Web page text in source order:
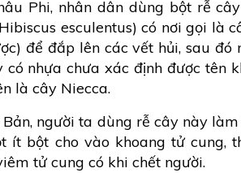
Phi, nhân dân dùng bột rễ
esculentus) có nơi gọi là
để đắp lên các vết hủi, sau
nhựa chưa xác định được tên
là cây Niecca.
người ta dùng rễ cây này
ít bột cho vào khoang tử cung,
tử cung có khi chết người.